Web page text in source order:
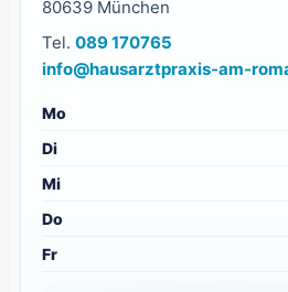
80639 München
Tel. 089 170765
info@hausarztpraxis-am-
Mo
Di
Mi
Do
Fr